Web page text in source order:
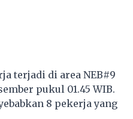
terjadi di area NEB#9
pukul 01.45 WIB.
8 pekerja yang